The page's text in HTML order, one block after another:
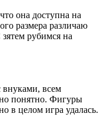
она доступна на
размера различаю
рубимся на
внуками, всем
понятно. Фигуры
в целом игра удалась.